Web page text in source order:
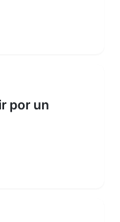
por un